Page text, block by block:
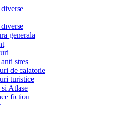
generala
stres
de calatorie
turistice
Atlase
fiction